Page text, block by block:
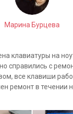
Марина Бурцева
клавиатуры на
справились с
все клавиши
ремонт в течении